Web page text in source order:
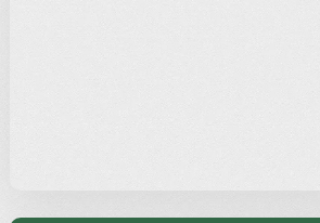
きのえねまるしぇ